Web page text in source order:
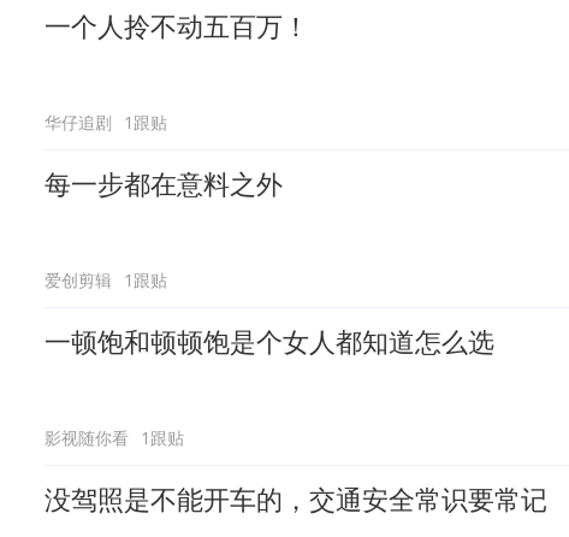
一个人拎不动五百万！
华仔追剧 1跟贴
每一步都在意料之外
爱创剪辑 1跟贴
一顿饱和顿顿饱是个女人都知道怎么选
影视随你看 1跟贴
没驾照是不能开车的，交通安全常识要常记